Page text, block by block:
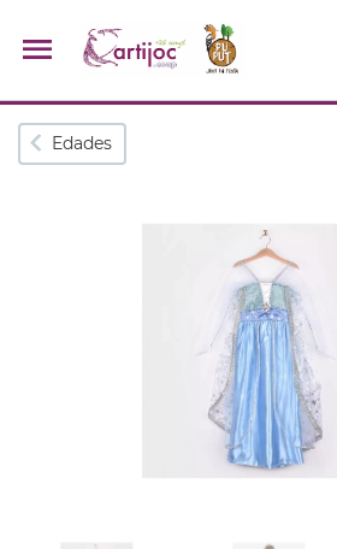
Búsquedas populares
kidynight
Edades